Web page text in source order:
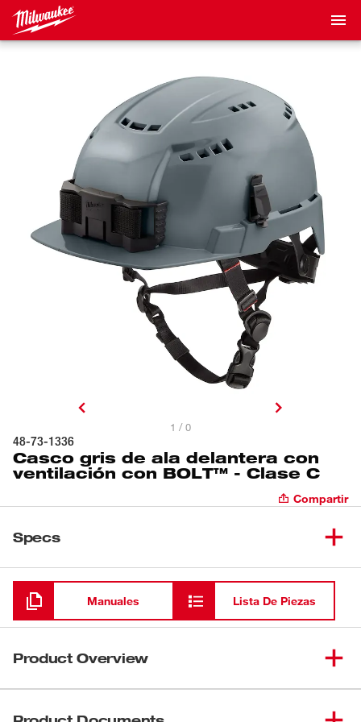
1 / 0
48-73-1336
Casco gris de ala delantera con
ventilación con BOLT™ - Clase C
Compartir
Specs
Cargando
Manuales Lista De Piezas
Product Overview
Clase C le entregan mejor protección y mayor